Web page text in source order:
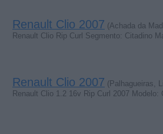
Renault Clio 2007 (Achada da
Renault Clio Rip Curl Segmento: Citadino
Renault Clio 2007 (Palhagueiras,
Renault Clio 1.2 16v Rip Curl 2007